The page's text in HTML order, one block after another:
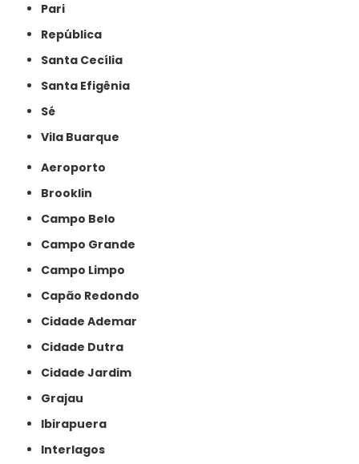
Pari
República
Santa Cecília
Santa Efigênia
Sé
Vila Buarque
Aeroporto
Brooklin
Campo Belo
Campo Grande
Campo Limpo
Capão Redondo
Cidade Ademar
Cidade Dutra
Cidade Jardim
Grajau
Ibirapuera
Interlagos